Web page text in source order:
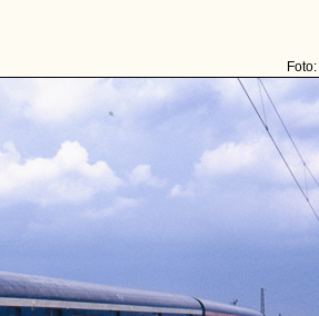
Foto: